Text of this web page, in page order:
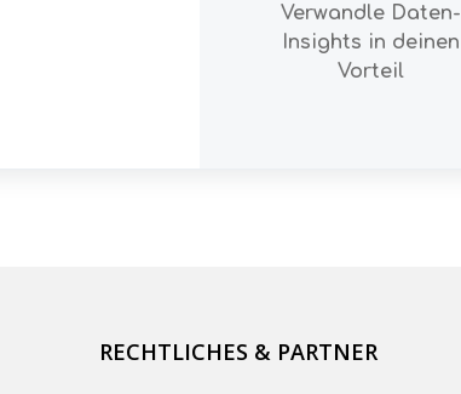
Verwandle Daten-
Insights in deinen
Vorteil
RECHTLICHES & PARTNER